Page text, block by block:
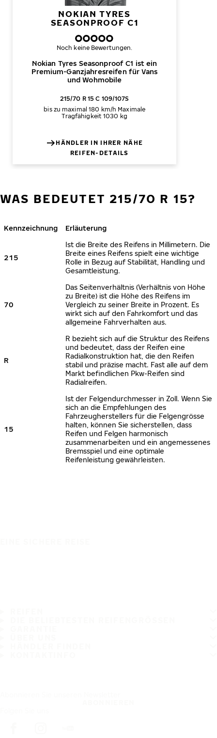
NOKIAN TYRES
SEASONPROOF C1
Nokian Tyres Seasonproof C1 ist ein
Premium-Ganzjahresreifen für Vans
und Wohmobile
Noch keine Bewertungen.
215/70 R 15 C 109/107S
bis zu maximal 180 km/h Maximale
Tragfähigkeit 1030 kg
HÄNDLER IN IHRER NÄHE
REIFEN-DETAILS
WAS BEDEUTET 215/70 R 15?
Kennzeichnung Erläuterung
215
Ist die Breite des Reifens in Millimetern. Die
Breite eines Reifens spielt eine wichtige
Rolle in Bezug auf Stabilität, Handling und
Gesamtleistung.
70
Das Seitenverhältnis (Verhältnis von Höhe
zu Breite) ist die Höhe des Reifens im
Vergleich zu seiner Breite in Prozent. Es
wirkt sich auf den Fahrkomfort und das
allgemeine Fahrverhalten aus.
R
R bezieht sich auf die Struktur des Reifens
und bedeutet, dass der Reifen eine
Radialkonstruktion hat, die den Reifen
stabil und präzise macht. Fast alle auf dem
Markt befindlichen Pkw-Reifen sind
Radialreifen.
15
Ist der Felgendurchmesser in Zoll. Wenn Sie
sich an die Empfehlungen des
Fahrzeugherstellers für die Felgengrösse
halten, können Sie sicherstellen, dass
Reifen und Felgen harmonisch
zusammenarbeiten und ein angemessenes
Bremsspiel und eine optimale
Reifenleistung gewährleisten.